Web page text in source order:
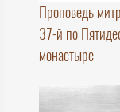
Проповедь
37-й по
монастыре